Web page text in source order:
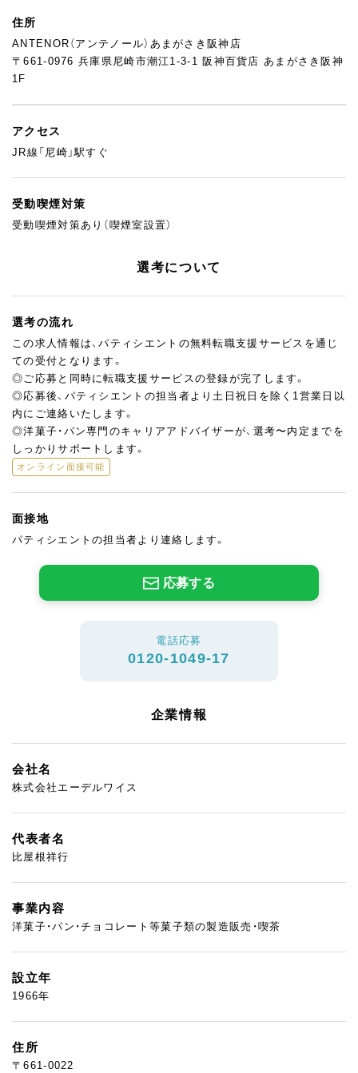
住所
ANTENOR（アンテノール）あまがさき阪神店
〒661-0976 兵庫県尼崎市潮江1-3-1 阪神百貨店 あまがさき阪神
1F
アクセス
JR線「尼崎」駅すぐ
受動喫煙対策
受動喫煙対策あり（喫煙室設置）
選考について
選考の流れ
この求人情報は、パティシエントの無料転職支援サービスを通じ
ての受付となります。
◎ご応募と同時に転職支援サービスの登録が完了します。
◎応募後、パティシエントの担当者より土日祝日を除く1営業日以
内にご連絡いたします。
◎洋菓子・パン専門のキャリアアドバイザーが、選考〜内定までを
しっかりサポートします。
オンライン面接可能
面接地
パティシエントの担当者より連絡します。
応募する
電話応募
0120-1049-17
企業情報
会社名
株式会社エーデルワイス
代表者名
比屋根祥行
事業内容
洋菓子・パン・チョコレート等菓子類の製造販売・喫茶
設立年
1966年
住所
〒661-0022